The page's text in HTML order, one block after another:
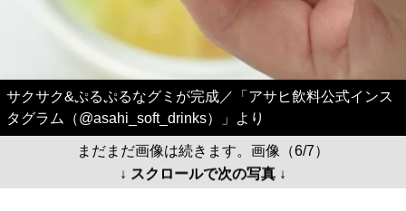
サクサク&ぷるぷるなグミが完成／「アサヒ飲料公式インス
タグラム（@asahi_soft_drinks）」より
まだまだ画像は続きます。画像（6/7）
↓ スクロールで次の写真 ↓